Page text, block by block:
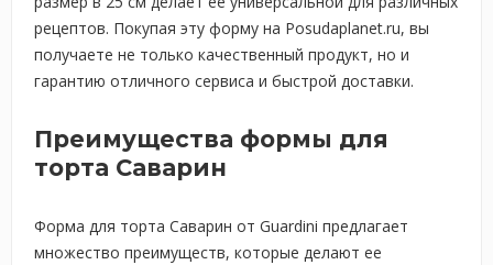
рецептов. Покупая эту форму на Posudaplanet.ru, вы
получаете не только качественный продукт, но и
гарантию отличного сервиса и быстрой доставки.
Преимущества формы для
торта Саварин
Форма для торта Саварин от Guardini предлагает
множество преимуществ, которые делают ее